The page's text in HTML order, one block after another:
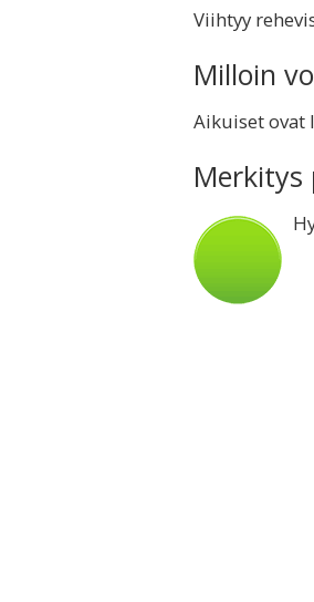
Viihtyy
Milloin
Aikuiset ovat
Merkitys